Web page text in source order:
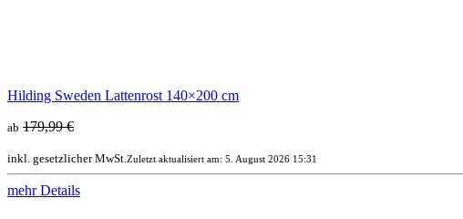
Hilding Sweden Lattenrost 140×200 cm
ab 179,99 €
inkl. gesetzlicher MwSt. Zuletzt aktualisiert am: 5. August 2026 15:31
mehr Details